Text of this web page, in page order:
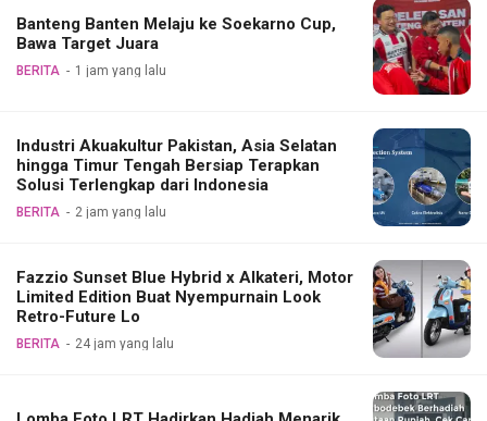
Banteng Banten Melaju ke Soekarno Cup,
Bawa Target Juara
BERITA 1 jam yang lalu
Industri Akuakultur Pakistan, Asia Selatan
hingga Timur Tengah Bersiap Terapkan
Solusi Terlengkap dari Indonesia
BERITA 2 jam yang lalu
Fazzio Sunset Blue Hybrid x Alkateri, Motor
Limited Edition Buat Nyempurnain Look
Retro-Future Lo
BERITA 24 jam yang lalu